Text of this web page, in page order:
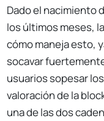
Dado el nacimiento
los últimos meses,
cómo maneja esto,
socavar
usuarios sopesar
valoración de la
una de las dos